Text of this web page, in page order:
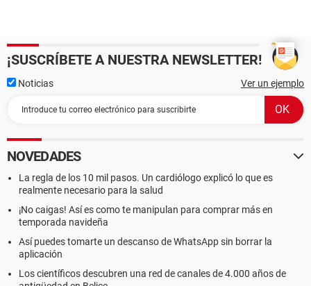
¡SUSCRÍBETE A NUESTRA NEWSLETTER!
Noticias Ver un ejemplo
NOVEDADES
La regla de los 10 mil pasos. Un cardiólogo explicó lo que es
realmente necesario para la salud
¡No caigas! Así es como te manipulan para comprar más en
temporada navideña
Así puedes tomarte un descanso de WhatsApp sin borrar la
aplicación
Los científicos descubren una red de canales de 4.000 años de